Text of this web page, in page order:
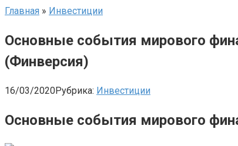
Главная » Инвестиции
Основные события мирового
(Финверсия)
16/03/2020Рубрика: Инвестиции
Основные события мирового